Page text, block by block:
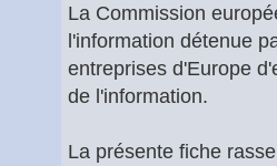
La Commission
l'information détenue
entreprises d'Europe
de l'information.
La présente fiche